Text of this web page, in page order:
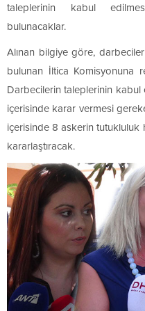
taleplerinin kabul
bulunacaklar.
Alınan bilgiye göre,
bulunan İltica Komisyonuna
Darbecilerin taleplerinin
içerisinde karar vermesi
içerisinde 8 askerin
kararlaştıracak.